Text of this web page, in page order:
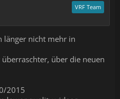
VRF Team
länger nicht mehr in
über die neuen
2015